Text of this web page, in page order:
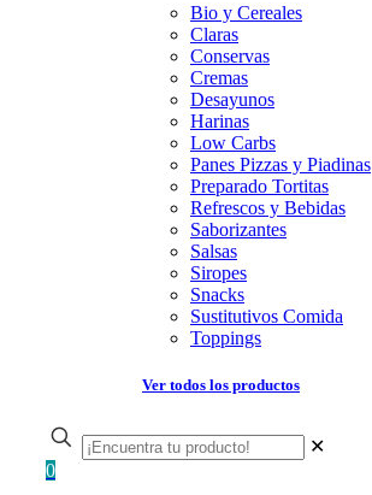
Bio y Cereales
Claras
Conservas
Cremas
Desayunos
Harinas
Low Carbs
Panes Pizzas y Piadinas
Preparado Tortitas
Refrescos y Bebidas
Saborizantes
Salsas
Siropes
Snacks
Sustitutivos Comida
Toppings
Ver todos los productos
✕
0